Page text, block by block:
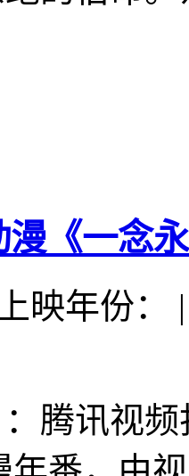
漫《一念
上映年份：
|
：腾讯视